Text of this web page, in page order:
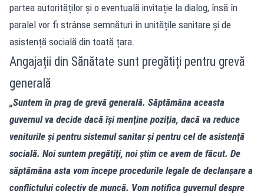
partea autorităților și o eventuală invitație la dialog, însă în
paralel vor fi strânse semnături în unitățile sanitare și de
asistență socială din toată țara.
Angajații din Sănătate sunt pregătiți pentru grevă
generală
„Suntem în prag de grevă generală. Săptămâna aceasta
guvernul va decide dacă îşi menţine poziţia, dacă va reduce
veniturile şi pentru sistemul sanitar şi pentru cel de asistenţă
socială. Noi suntem pregătiţi, noi ştim ce avem de făcut. De
săptămâna asta vom începe procedurile legale de declanşare a
conflictului colectiv de muncă. Vom notifica guvernul despre